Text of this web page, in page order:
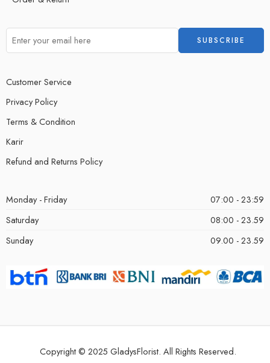
Customer Service
Privacy Policy
Terms & Condition
Karir
Refund and Returns Policy
Monday - Friday
07:00 - 23:59
Saturday
08:00 - 23.59
Sunday
09.00 - 23.59
Copyright © 2025 GladysFlorist. All Rights Reserved.